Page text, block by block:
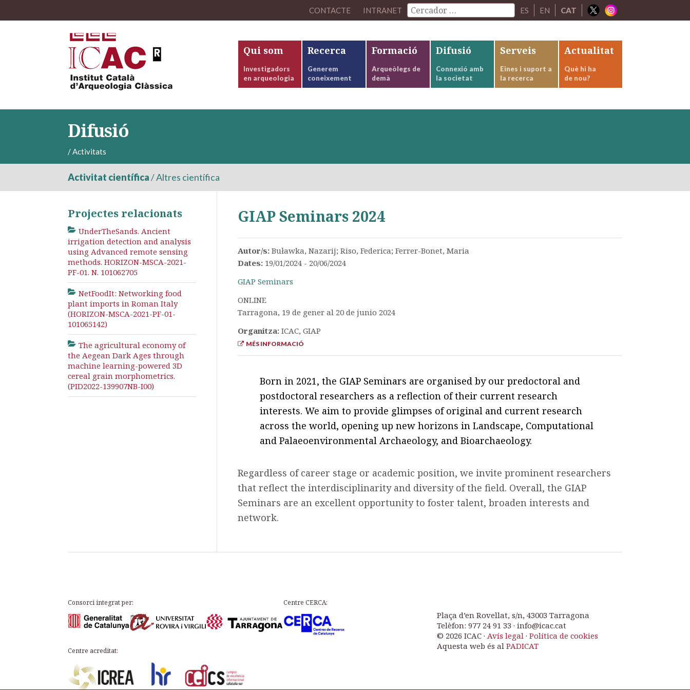
CONTACTE INTRANET ES EN CAT
Qui som
Investigadors
en arqueologia
Recerca
Generem
coneixement
Formació
Arqueòlegs de
demà
Difusió
Connexió amb
la societat
Serveis
Eines i suport a
la recerca
Actualitat
Què hi ha
de nou?
Difusió
/Activitats
Activitat científica/Altres científica
GIAP Seminars 2024
Autor/s: Buławka, Nazarij; Riso, Federica; Ferrer-Bonet, Maria
Dates: 19/01/2024 - 20/06/2024
GIAP Seminars
ONLINE
Tarragona, 19 de gener al 20 de junio 2024
Organitza: ICAC, GIAP
MÉS INFORMACIÓ
Born in 2021, the GIAP Seminars are organised by our predoctoral and
postdoctoral researchers as a reflection of their current research
interests. We aim to provide glimpses of original and current research
across the world, opening up new horizons in Landscape, Computational
and Palaeoenvironmental Archaeology, and Bioarchaeology.
Regardless of career stage or academic position, we invite prominent researchers
that reflect the interdisciplinarity and diversity of the field. Overall, the GIAP
Seminars are an excellent opportunity to foster talent, broaden interests and
network.
Projectes relacionats
UnderTheSands. Ancient
irrigation detection and analysis
using Advanced remote sensing
methods. HORIZON-MSCA-2021-
PF-01. N. 101062705
NetFoodIt: Networking food
plant imports in Roman Italy
(HORIZON-MSCA-2021-PF-01-
101065142)
The agricultural economy of
the Aegean Dark Ages through
machine learning-powered 3D
cereal grain morphometrics.
(PID2022-139907NB-I00)
Consorci integrat per: Centre CERCA:
Centre acreditat:
Plaça d’en Rovellat, s/n, 43003 Tarragona
Telèfon: 977 24 91 33 · info@icac.cat
© 2026 ICAC ·Avís legal ·Política de cookies
Aquesta web és alPADICAT